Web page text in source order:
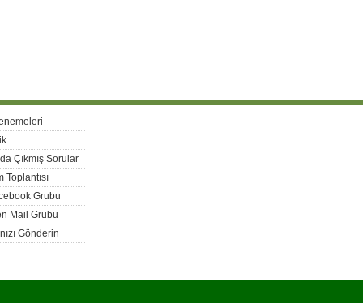
Çıkmış Sorular
Toplantısı
Grubu
Mail Grubu
Gönderin